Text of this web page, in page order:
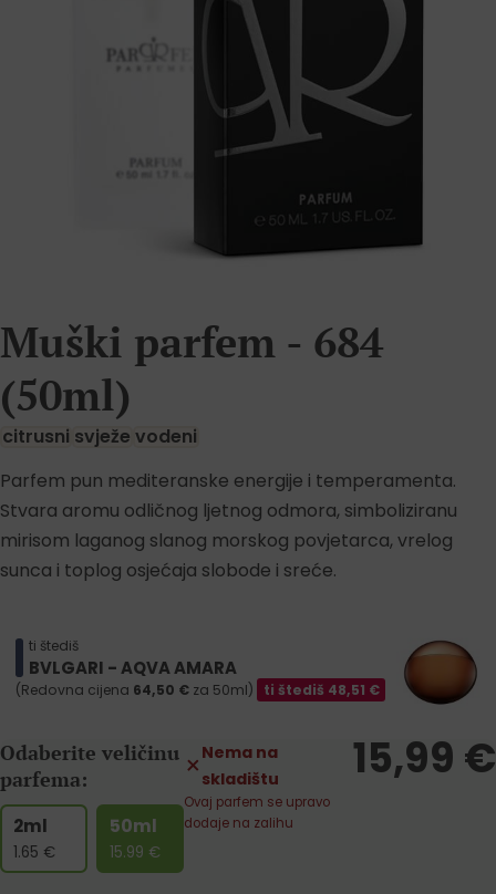
Muški parfem - 684
(50ml)
citrusni svježe vodeni
Parfem pun mediteranske energije i temperamenta.
Stvara aromu odličnog ljetnog odmora, simboliziranu
mirisom laganog slanog morskog povjetarca, vrelog
sunca i toplog osjećaja slobode i sreće.
ti štediš
BVLGARI - AQVA AMARA
(Redovna cijena 64,50 € za 50ml) ti štediš 48,51 €
Odaberite veličinu
parfema:
2ml
1.65 €
50ml
15.99 €
Nema na
skladištu
Ovaj parfem se upravo
dodaje na zalihu
15,99 €